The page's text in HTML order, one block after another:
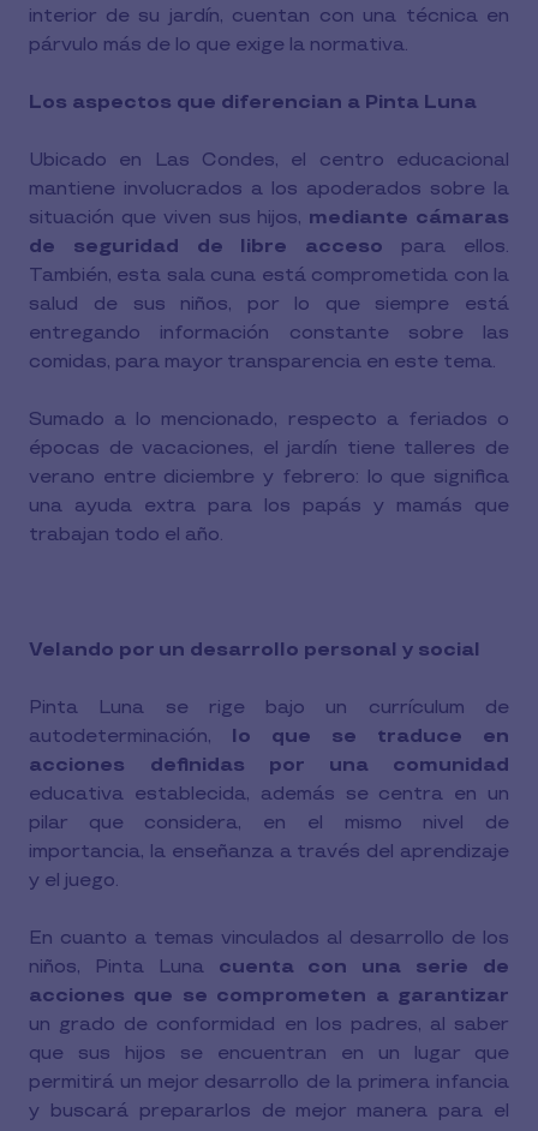
interior de su jardín, cuentan con una técnica en
párvulo más de lo que exige la normativa.
Los aspectos que diferencian a Pinta Luna
Ubicado en Las Condes, el centro educacional
mantiene involucrados a los apoderados sobre la
situación que viven sus hijos, mediante cámaras
de seguridad de libre acceso para ellos.
También, esta sala cuna está comprometida con la
salud de sus niños, por lo que siempre está
entregando información constante sobre las
comidas, para mayor transparencia en este tema.
Sumado a lo mencionado, respecto a feriados o
épocas de vacaciones, el jardín tiene talleres de
verano entre diciembre y febrero: lo que significa
una ayuda extra para los papás y mamás que
trabajan todo el año.
Velando por un desarrollo personal y social
Pinta Luna se rige bajo un currículum de
autodeterminación, lo que se traduce en
acciones definidas por una comunidad
educativa establecida, además se centra en un
pilar que considera, en el mismo nivel de
importancia, la enseñanza a través del aprendizaje
y el juego.
En cuanto a temas vinculados al desarrollo de los
niños, Pinta Luna cuenta con una serie de
acciones que se comprometen a garantizar
un grado de conformidad en los padres, al saber
que sus hijos se encuentran en un lugar que
permitirá un mejor desarrollo de la primera infancia
y buscará prepararlos de mejor manera para el